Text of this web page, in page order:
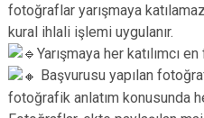
fotoğraflar yarışmaya
kural ihlali işlemi uygulanır.
Yarışmaya her katılımcı
Başvurusu yapılan
fotoğrafik anlatım konusunda